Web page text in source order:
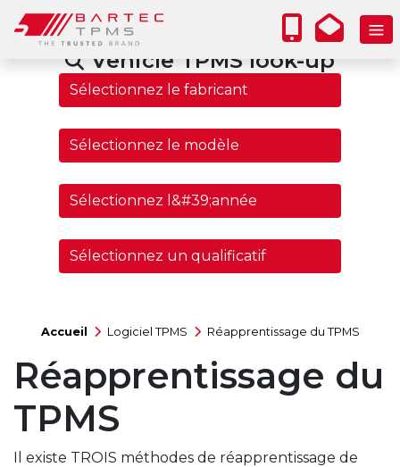
Vehicle TPMS look-up
Accueil Logiciel TPMS Réapprentissage du TPMS
Réapprentissage du
TPMS
Il existe TROIS méthodes de réapprentissage de